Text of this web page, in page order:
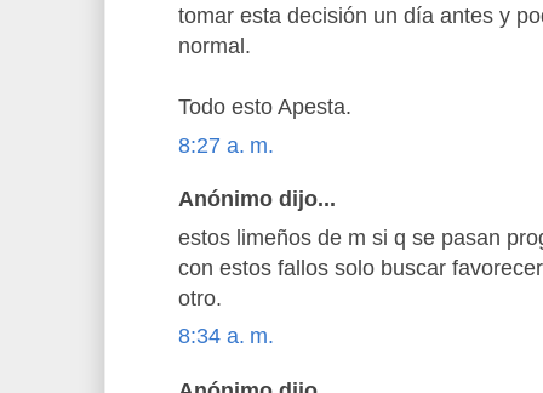
tomar esta decisión un día antes y
normal.
Todo esto Apesta.
8:27 a. m.
Anónimo dijo...
estos limeños de m si q se pasan
con estos fallos solo buscar
otro.
8:34 a. m.